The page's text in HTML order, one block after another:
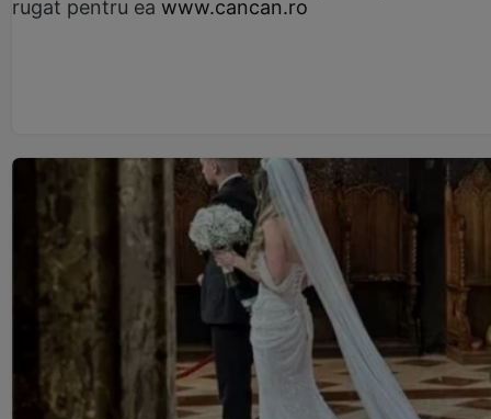
rugat pentru ea www.cancan.ro